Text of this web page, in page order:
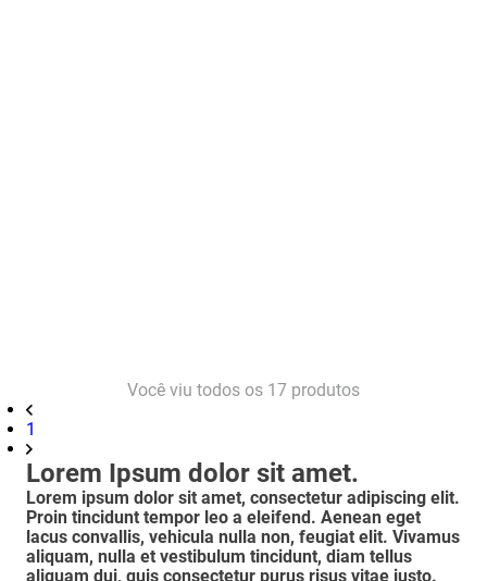
Você viu todos os 17 produtos
1
Lorem Ipsum dolor sit amet.
Lorem ipsum dolor sit amet, consectetur adipiscing elit.
Proin tincidunt tempor leo a eleifend. Aenean eget
lacus convallis, vehicula nulla non, feugiat elit. Vivamus
aliquam, nulla et vestibulum tincidunt, diam tellus
aliquam dui, quis consectetur purus risus vitae justo.